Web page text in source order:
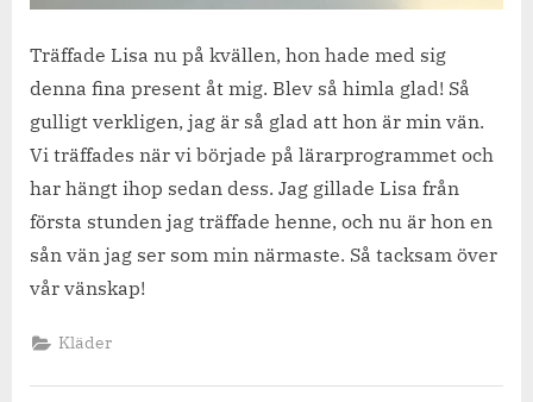
Träffade Lisa nu på kvällen, hon hade med sig
denna fina present åt mig. Blev så himla glad! Så
gulligt verkligen, jag är så glad att hon är min vän.
Vi träffades när vi började på lärarprogrammet och
har hängt ihop sedan dess. Jag gillade Lisa från
första stunden jag träffade henne, och nu är hon en
sån vän jag ser som min närmaste. Så tacksam över
vår vänskap!
Kläder